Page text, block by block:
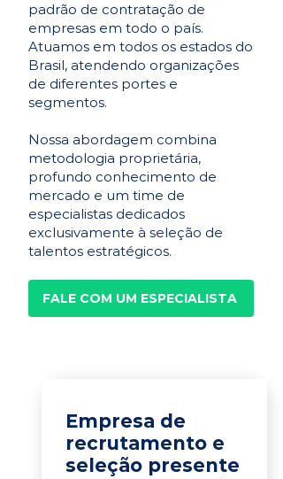
padrão de contratação de
empresas em todo o país.
Atuamos em todos os estados do
Brasil, atendendo organizações
de diferentes portes e
segmentos.
Nossa abordagem combina
metodologia proprietária,
profundo conhecimento de
mercado e um time de
especialistas dedicados
exclusivamente à seleção de
talentos estratégicos.
FALE COM UM ESPECIALISTA
Empresa de
recrutamento e
seleção presente